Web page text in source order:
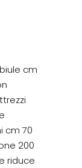
cm
cm 70
200
riduce